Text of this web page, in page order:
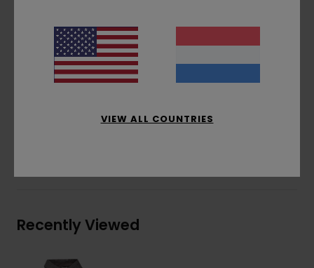
zakken:kangoeroezakken
Capuchon:vaste capuchon
Double Icon-patch
Ribboord bij de boorden en tailleband
Samenstelling [Hoofdstof] 100% katoen
Recently Viewed
VIEW ALL COUNTRIES